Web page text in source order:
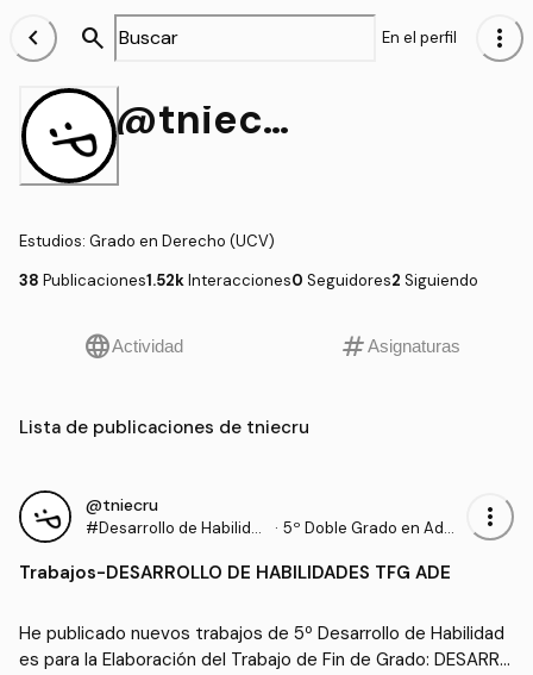
chevron_left search En el perfil more_vert
@tniecru
Estudios: Grado en Derecho (UCV)
38 Publicaciones1.52kInteracciones0 Seguidores2 Siguiendo
languageActividad tagAsignaturas
Lista de publicaciones de tniecru
@tniecru
#Desarrollo de Habilida
del Trabajo de Fin de Gra
· 5º Doble Grado en Admi
e Empresas y Derecho
more_vert
Trabajos-DESARROLLO DE HABILIDADES TFG ADE
He publicado nuevos trabajos de 5º Desarrollo de Habilidad
es para la Elaboración del Trabajo de Fin de Grado: DESARRO